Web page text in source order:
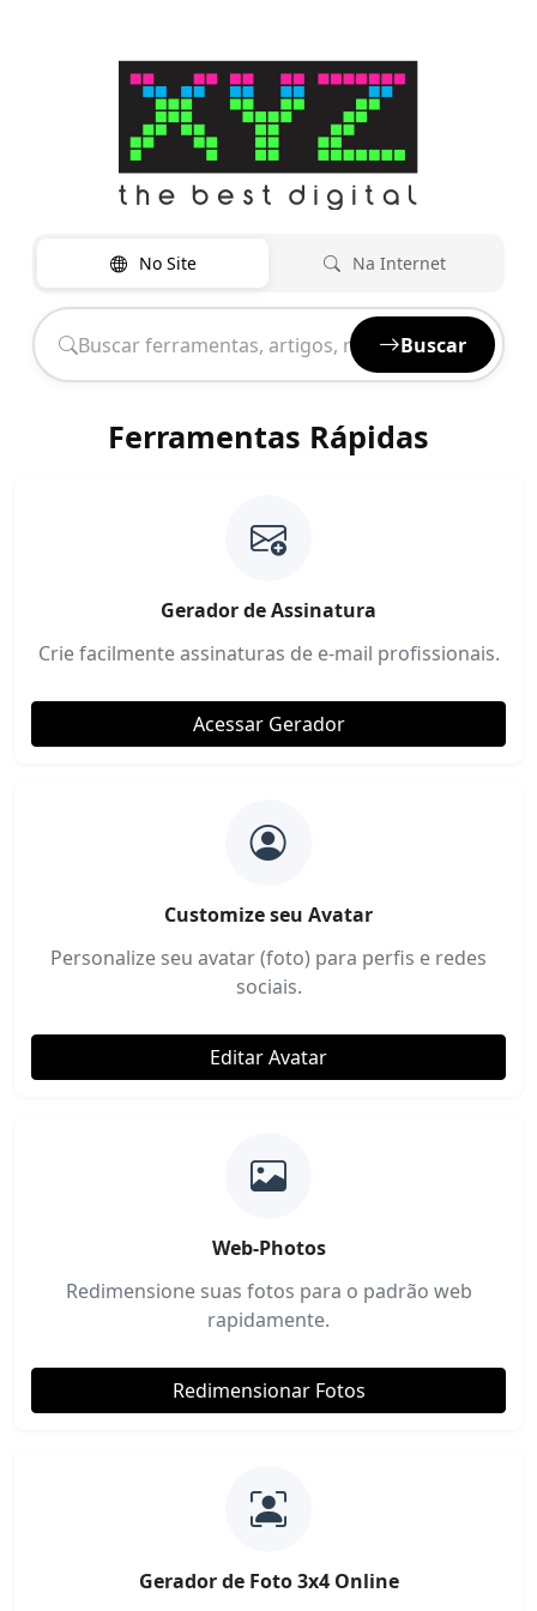
No Site Na Internet
Buscar
Ferramentas Rápidas
Gerador de Assinatura
Crie facilmente assinaturas de e-mail profissionais.
Acessar Gerador
Customize seu Avatar
Personalize seu avatar (foto) para perfis e redes
sociais.
Editar Avatar
Web-Photos
Redimensione suas fotos para o padrão web
rapidamente.
Redimensionar Fotos
Gerador de Foto 3x4 Online